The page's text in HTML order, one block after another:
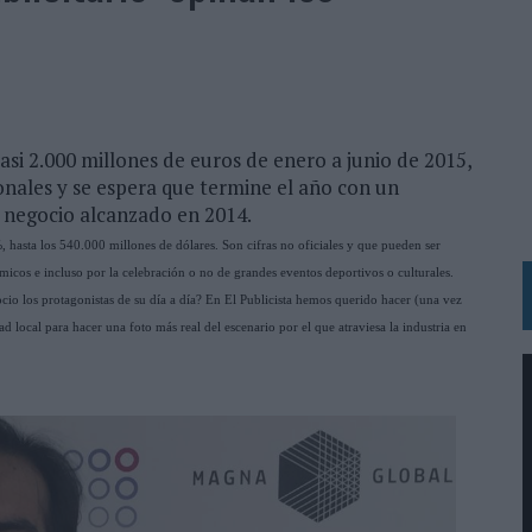
EL PATRIMONIO HISTÓRICO EN ACTIVOS CULTURALES Y ECONÓMICOS
MARCA A LARGO PLAZO Y LA MEDICIÓN SON DOS CARAS DE LA MISMA
HOTELS & RESORTS
DE INUSUALY PARA CERVEZA CAPAZ
ORANGE
OPORTUNIDAD DE INCLUSIÓN
EN SU NUEVA CAMPAÑA GLOBAL DE MARCA
DEL FÚTBOL
2.000 millones de euros de enero a junio de 2015,
y se espera que termine el año con un
alcanzado en 2014.
los 540.000 millones de dólares. Son cifras no oficiales y que pueden ser
e incluso por la celebración o no de grandes eventos deportivos o culturales.
los protagonistas de su día a día? En El Publicista hemos querido hacer (una vez
para hacer una foto más real del escenario por el que atraviesa la industria en